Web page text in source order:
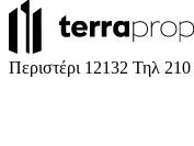
Περιστέρι 12132 Τηλ